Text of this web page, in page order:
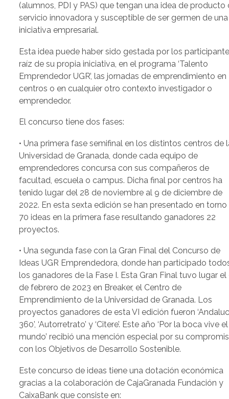
(alumnos, PDI y PAS) que tengan una idea de producto
servicio innovadora y susceptible de ser germen de una
iniciativa empresarial.
Esta idea puede haber sido gestada por los
raíz de su propia iniciativa, en el programa ‘Talento
Emprendedor UGR’, las jornadas de emprendimiento en
centros o en cualquier otro contexto investigador o
emprendedor.
El concurso tiene dos fases:
• Una primera fase semifinal en los distintos centros de
Universidad de Granada, donde cada equipo de
emprendedores concursa con sus compañeros de
facultad, escuela o campus. Dicha final por centros ha
tenido lugar del 28 de noviembre al 9 de diciembre de
2022. En esta sexta edición se han presentado en torno
70 ideas en la primera fase resultando ganadores 22
proyectos.
• Una segunda fase con la Gran Final del Concurso de
Ideas UGR Emprendedora, donde han participado
los ganadores de la Fase I. Esta Gran Final tuvo lugar el
de febrero de 2023 en Breaker, el Centro de
Emprendimiento de la Universidad de Granada. Los
proyectos ganadores de esta VI edición fueron
360’, ‘Autorretrato’ y ‘Citere’. Este año ‘Por la boca vive el
mundo’ recibió una mención especial por su
con los Objetivos de Desarrollo Sostenible.
Este concurso de ideas tiene una dotación económica
gracias a la colaboración de CajaGranada Fundación y
CaixaBank que consiste en: